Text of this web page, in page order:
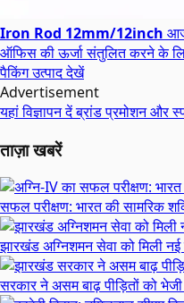
Iron Rod 12mm/12inch
ऑफिस की ऊर्जा संतुलित करने के
पैकिंगउत्पाद देखें
Advertisement
यहां विज्ञापन देंब्रांड प्रमोशन और
ताज़ा खबरें
सफल परीक्षण: भारत की सामरिक
झारखंड अग्निशमन सेवा को मिली
सरकार ने असम बाढ़ पीड़ितों को